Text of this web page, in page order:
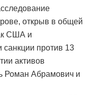
открыв в общей
США и
санкции против 13
активов
Роман Абрамович и